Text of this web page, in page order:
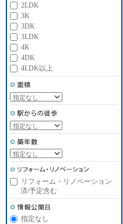
2LDK
3K
3DK
3LDK
4K
4DK
4LDK以上
リフォーム・リノベーション
済/予定含む
指定なし